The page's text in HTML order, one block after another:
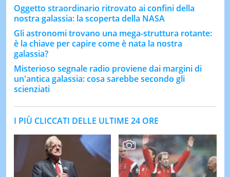
Oggetto straordinario ritrovato ai confini della
nostra galassia: la scoperta della NASA
Gli astronomi trovano una mega-struttura rotante:
è la chiave per capire come è nata la nostra
galassia?
Misterioso segnale radio proviene dai margini di
un'antica galassia: cosa sarebbe secondo gli
scienziati
I PIÙ CLICCATI DELLE ULTIME 24 ORE